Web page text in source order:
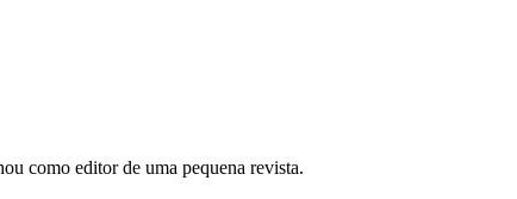
como editor de uma pequena revista.